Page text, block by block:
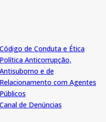
Código de Conduta e Ética
Política Anticorrupção,
Antisuborno e de
Relacionamento com Agentes
Públicos
Canal de Denúncias